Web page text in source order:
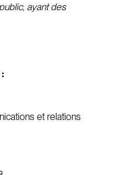
ayant des
et relations